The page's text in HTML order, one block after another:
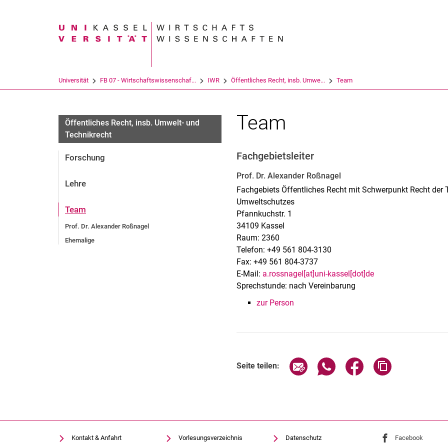
Suchbegriff
Universität FB 07 - Wirtschaftswissenschaf... IWR Öffentliches Recht, insb. Umwe... Team
Öffentliches Recht, insb. Umwelt- und
Technikrecht
Forschung
Lehre
Team
Prof. Dr. Alexander Roßnagel
Ehemalige
Team
Fachgebietsleiter
Prof. Dr. Alexander Roßnagel
Fachgebiets Öffentliches Recht mit Schwerpunkt Recht der
Umweltschutzes
Pfannkuchstr. 1
34109 Kassel
Raum: 2360
Telefon: +49 561 804-3130
Fax: +49 561 804-3737
E-Mail: a.rossnagel[at]uni-kassel[dot]de
Sprechstunde: nach Vereinbarung
zur Person
Seite teilen: Seite über E-Mail teilen
Seite über WhatsApp teilen
Seite über Facebook
Kontakt & Anfahrt
Vorlesungsverzeichnis
Datenschutz
Externer Link:
Facebook